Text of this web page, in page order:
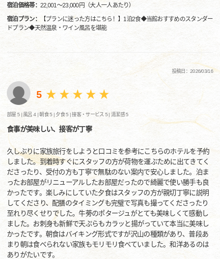
宿泊価格帯： 22,001～23,000円（大人一人あたり）
宿泊プラン：
【プランに迷った方はこちら！】1泊2食◆当館おすすめのスタンダー
ドプラン◆天然温泉・ワイン風呂を堪能
投稿日：2026/03/16
5
部屋 5 | 風呂 4 |朝食 5 | 夕食 5 |接客・サービス 5 |清潔感 5
食事が美味しい、接客が丁寧
久しぶりに家族旅行をしようと口コミを参考にこちらのホテルを予約
しました。到着時すぐにスタッフの方が荷物を運ぶために出てきてく
ださったり、受付の方も丁寧で無駄のない案内で安心しました。泊ま
ったお部屋がリニューアルしたお部屋だったので綺麗で使い勝手も良
かったです。楽しみにしていた夕食はスタッフの方が親切丁寧に説明
してくださり、配膳のタイミングも完璧で写真も撮ってくださったり
至れり尽くせりでした。牛蒡のポタージュがとても美味しくて感動し
ました。お刺身も新鮮で天ぷらもカラッと揚がっていて本当に美味し
かったです。朝食はバイキング形式ですが沢山の種類があり、普段あ
まり朝は食べられない家族もモリモリ食べていました。和洋あるのは
ありがたいです。